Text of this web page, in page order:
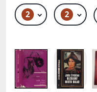
2 49 Kč – 59 Kč
stránky drží
2 59 Kč